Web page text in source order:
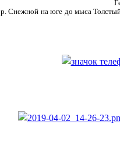
Снежной на юге до мыса